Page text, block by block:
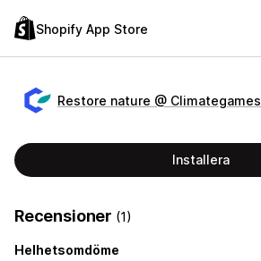
Shopify App Store
Restore nature @ Climategames
Installera
Recensioner (1)
Helhetsomdöme